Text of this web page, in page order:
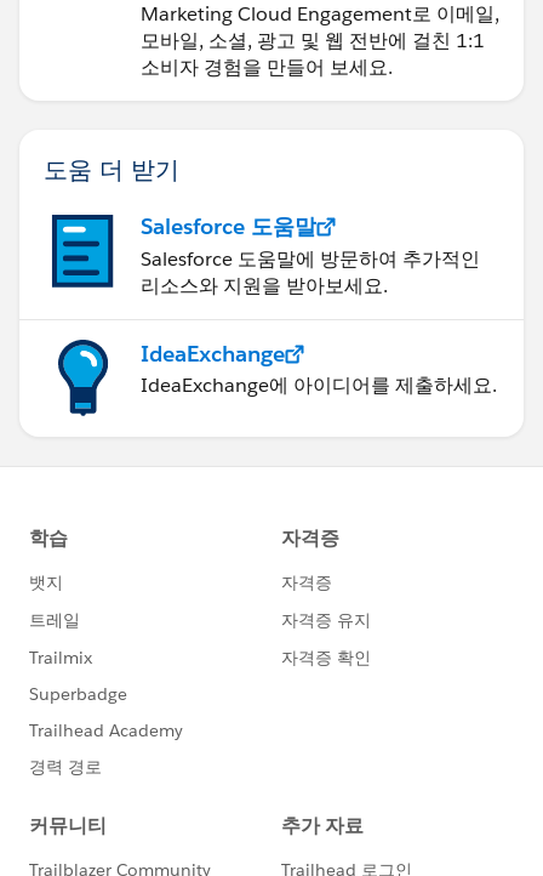
Marketing Cloud Engagement로 이메일,
모바일, 소셜, 광고 및 웹 전반에 걸친 1:1
소비자 경험을 만들어 보세요.
도움 더 받기
Salesforce 도움말
Salesforce 도움말에 방문하여 추가적인
리소스와 지원을 받아보세요.
IdeaExchange
IdeaExchange에 아이디어를 제출하세요.